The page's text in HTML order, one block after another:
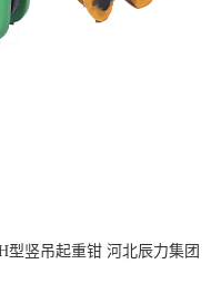
型竖吊起重钳 河北辰力集团